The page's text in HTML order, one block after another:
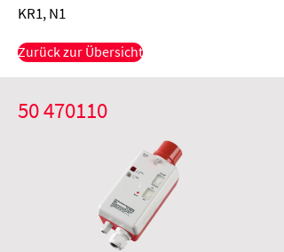
KR1, N1
Zurück zur Übersicht
50 470110